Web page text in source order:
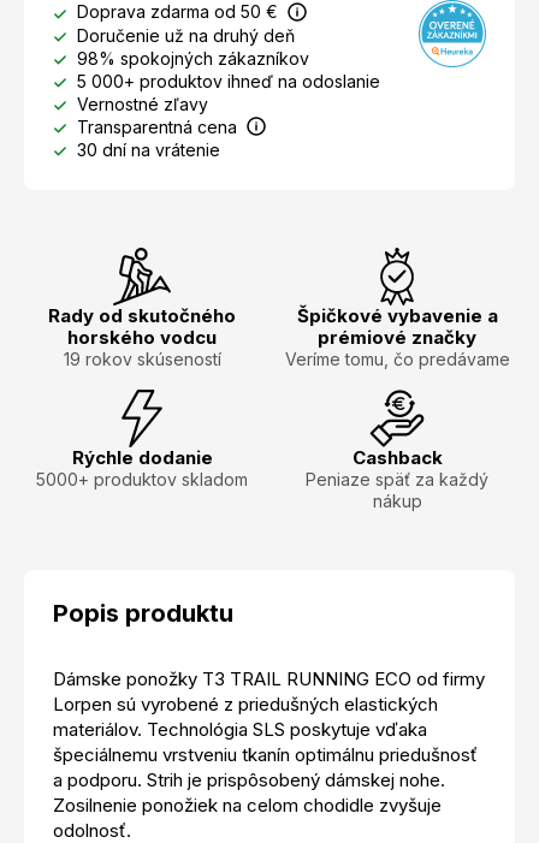
Doprava zdarma od 50 €
Doručenie už na druhý deň
98% spokojných zákazníkov
5 000+ produktov ihneď na odoslanie
Vernostné zľavy
Transparentná cena
30 dní na vrátenie
Rady od skutočného
horského vodcu
19 rokov skúseností
Špičkové vybavenie a
prémiové značky
Veríme tomu, čo predávame
Rýchle dodanie
5000+ produktov skladom
Cashback
Peniaze späť za každý
nákup
Popis produktu
Dámske ponožky T3 TRAIL RUNNING ECO od firmy
Lorpen sú vyrobené z priedušných elastických
materiálov. Technológia SLS poskytuje vďaka
špeciálnemu vrstveniu tkanín optimálnu priedušnosť
a podporu. Strih je prispôsobený dámskej nohe.
Zosilnenie ponožiek na celom chodidle zvyšuje
odolnosť.